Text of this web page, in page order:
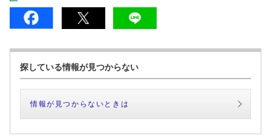
探している情報が見つからない
情報が見つからないときは